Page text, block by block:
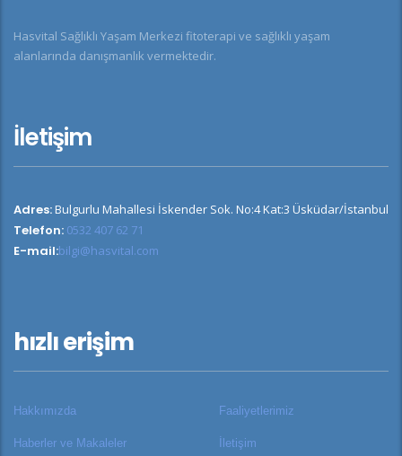
Hasvital Sağlıklı Yaşam Merkezi fitoterapi ve sağlıklı yaşam
alanlarında danışmanlık vermektedir.
İletişim
Adres:Bulgurlu Mahallesi İskender Sok. No:4 Kat:3 Üsküdar/İstanbul
Telefon: 0532 407 62 71
E-mail:bilgi@hasvital.com
hızlı erişim
Hakkımızda Faaliyetlerimiz
Haberler ve Makaleler İletişim